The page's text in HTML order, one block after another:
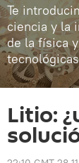
Te
ciencia y la
de la física
Litio: